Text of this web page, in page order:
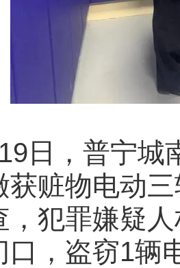
，普宁城南
获赃物电动
罪嫌疑人
口，盗窃1辆